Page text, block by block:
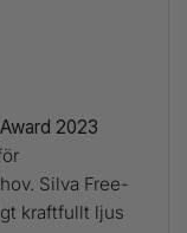
2023
Silva Free-
kraftfullt ljus